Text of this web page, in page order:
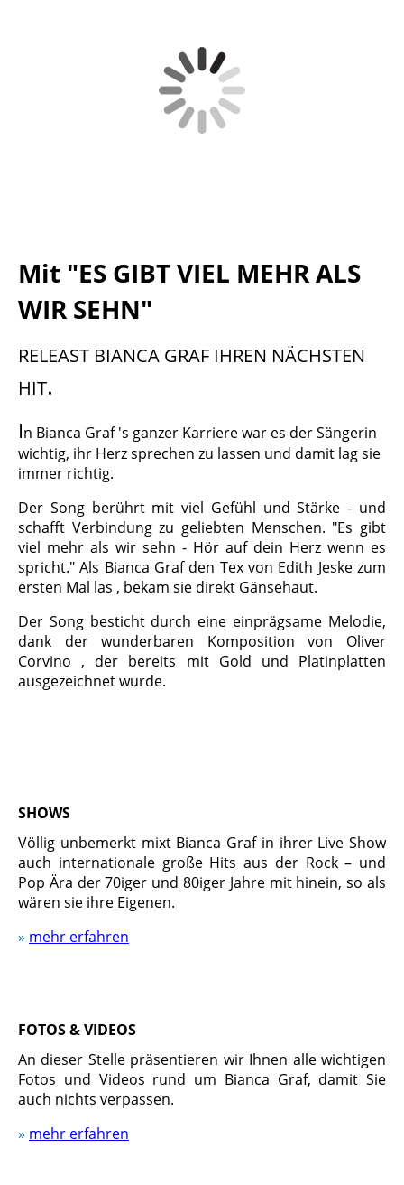
Mit "ES GIBT VIEL MEHR ALS
WIR SEHN"
RELEAST BIANCA GRAF IHREN NÄCHSTEN
HIT.
In Bianca Graf 's ganzer Karriere war es der Sängerin
wichtig, ihr Herz sprechen zu lassen und damit lag sie
immer richtig.
Der Song berührt mit viel Gefühl und Stärke - und
schafft Verbindung zu geliebten Menschen. "Es gibt
viel mehr als wir sehn - Hör auf dein Herz wenn es
spricht." Als Bianca Graf den Tex von Edith Jeske zum
ersten Mal las , bekam sie direkt Gänsehaut.
Der Song besticht durch eine einprägsame Melodie,
dank der wunderbaren Komposition von Oliver
Corvino , der bereits mit Gold und Platinplatten
ausgezeichnet wurde.
SHOWS
Völlig unbemerkt mixt Bianca Graf in ihrer Live Show
auch internationale große Hits aus der Rock – und
Pop Ära der 70iger und 80iger Jahre mit hinein, so als
wären sie ihre Eigenen.
» mehr erfahren
FOTOS & VIDEOS
An dieser Stelle präsentieren wir Ihnen alle wichtigen
Fotos und Videos rund um Bianca Graf, damit Sie
auch nichts verpassen.
» mehr erfahren